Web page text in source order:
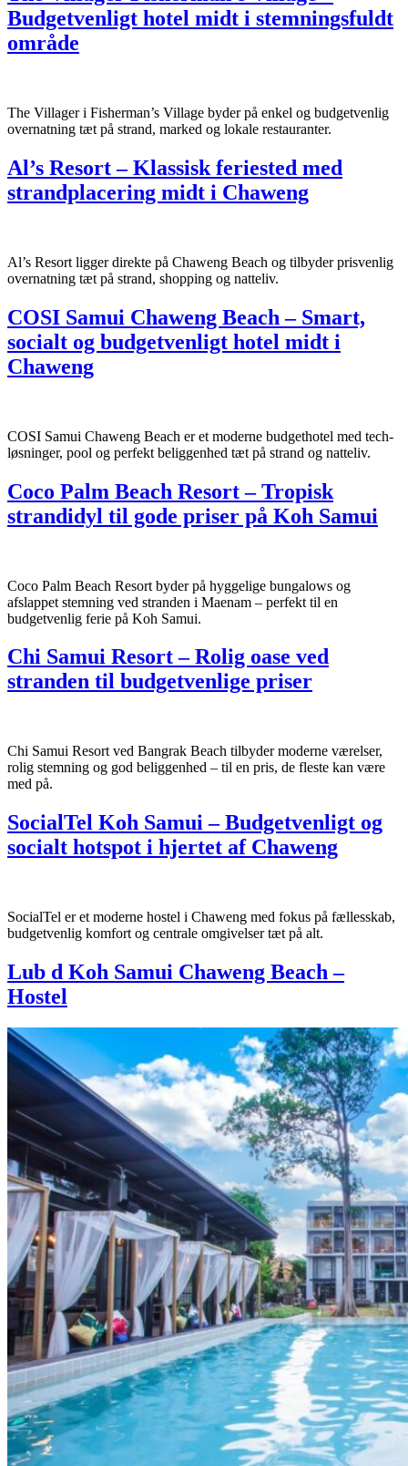
Budgetvenligt hotel midt i stemningsfuldt
område
The Villager i Fisherman’s Village byder på enkel og budgetvenlig
overnatning tæt på strand, marked og lokale restauranter.
Al’s Resort – Klassisk feriested med
strandplacering midt i Chaweng
Al’s Resort ligger direkte på Chaweng Beach og tilbyder prisvenlig
overnatning tæt på strand, shopping og natteliv.
COSI Samui Chaweng Beach – Smart,
socialt og budgetvenligt hotel midt i
Chaweng
COSI Samui Chaweng Beach er et moderne budgethotel med tech-
løsninger, pool og perfekt beliggenhed tæt på strand og natteliv.
Coco Palm Beach Resort – Tropisk
strandidyl til gode priser på Koh Samui
Coco Palm Beach Resort byder på hyggelige bungalows og
afslappet stemning ved stranden i Maenam – perfekt til en
budgetvenlig ferie på Koh Samui.
Chi Samui Resort – Rolig oase ved
stranden til budgetvenlige priser
Chi Samui Resort ved Bangrak Beach tilbyder moderne værelser,
rolig stemning og god beliggenhed – til en pris, de fleste kan være
med på.
SocialTel Koh Samui – Budgetvenligt og
socialt hotspot i hjertet af Chaweng
SocialTel er et moderne hostel i Chaweng med fokus på fællesskab,
budgetvenlig komfort og centrale omgivelser tæt på alt.
Lub d Koh Samui Chaweng Beach –
Hostel